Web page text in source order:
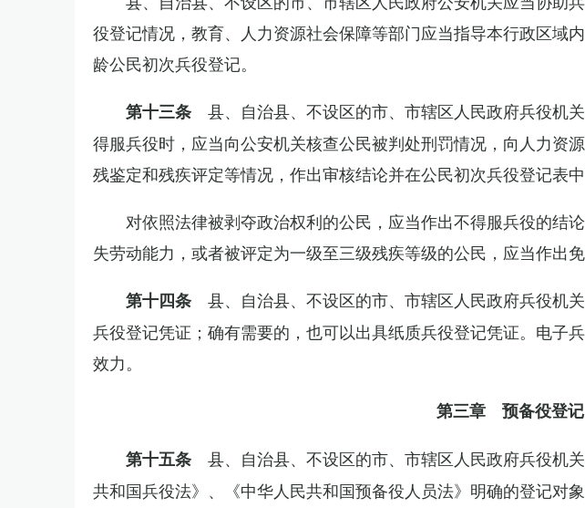
役登记情况，教育、人力资源社会保障等部门应当指导本行政区域
龄公民初次兵役登记。
第十三条 县、自治县、不设区的市、市辖区人民政府兵役机
得服兵役时，应当向公安机关核查公民被判处刑罚情况，向人力资
残鉴定和残疾评定等情况，作出审核结论并在公民初次兵役登记表中
对依照法律被剥夺政治权利的公民，应当作出不得服兵役的结
失劳动能力，或者被评定为一级至三级残疾等级的公民，应当作出免
第十四条 县、自治县、不设区的市、市辖区人民政府兵役机
兵役登记凭证；确有需要的，也可以出具纸质兵役登记凭证。电子
效力。
第三章 预备役登记
第十五条 县、自治县、不设区的市、市辖区人民政府兵役机
共和国兵役法》、《中华人民共和国预备役人员法》明确的登记对